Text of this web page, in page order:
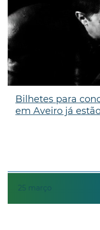
25 março
Bilhetes para
em Aveiro já